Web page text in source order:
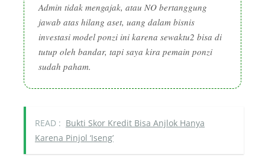
Admin tidak mengajak, atau NO bertanggung
jawab atas hilang aset, uang dalam bisnis
investasi model ponzi ini karena sewaktu2 bisa di
tutup oleh bandar, tapi saya kira pemain ponzi
sudah paham.
READ : Bukti Skor Kredit Bisa Anjlok Hanya
Karena Pinjol ‘Iseng’